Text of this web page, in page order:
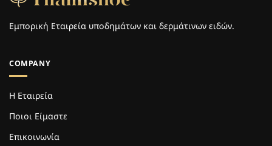
Εμπορική Εταιρεία υποδημάτων και δερμάτινων ειδών.
COMPANY
Η Εταιρεία
Ποιοι Είμαστε
Επικοινωνία